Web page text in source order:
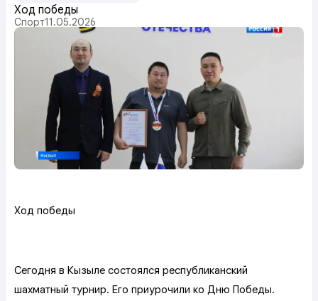
Ход победы
Спорт11.05.2026
Ход победы
Сегодня в Кызыле состоялся республиканский
шахматный турнир. Его приурочили ко Дню Победы.